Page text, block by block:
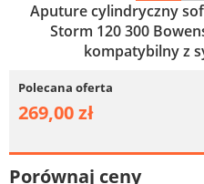
Aputure cylindryczny
Storm 120 300
kompatybilny z
Polecana oferta
269,00 zł
Porównaj ceny